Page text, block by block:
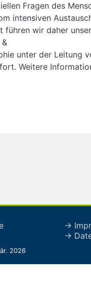
Fragen des
intensiven
führen wir daher
unter der Leitung
Weitere
→
→
2026